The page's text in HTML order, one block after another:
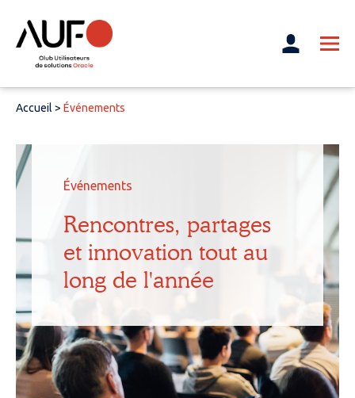
Accueil > Événements
Événements
Rencontres, partages
et innovation tout au
long de l'année